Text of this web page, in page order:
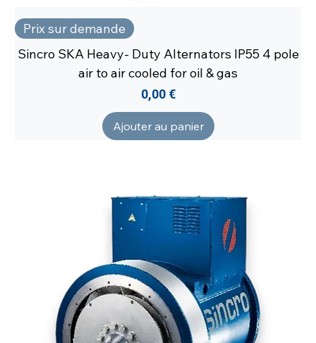
Prix sur demande
Sincro SKA Heavy- Duty Alternators IP55 4 pole
air to air cooled for oil & gas
Prix
0,00 €
Ajouter au panier